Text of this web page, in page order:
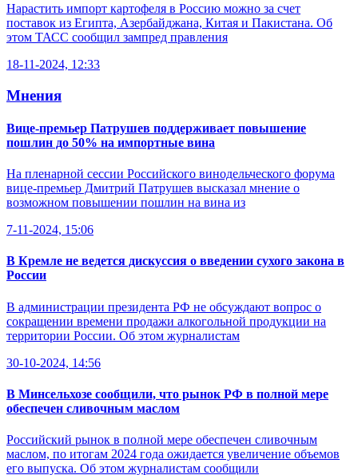
Нарастить импорт картофеля в Россию можно за счет
поставок из Египта, Азербайджана, Китая и Пакистана. Об
этом ТАСС сообщил зампред правления
18-11-2024, 12:33
Мнения
Вице-премьер Патрушев поддерживает повышение
пошлин до 50% на импортные вина
На пленарной сессии Российского винодельческого форума
вице-премьер Дмитрий Патрушев высказал мнение о
возможном повышении пошлин на вина из
7-11-2024, 15:06
В Кремле не ведется дискуссия о введении сухого закона в
России
В администрации президента РФ не обсуждают вопрос о
сокращении времени продажи алкогольной продукции на
территории России. Об этом журналистам
30-10-2024, 14:56
В Минсельхозе сообщили, что рынок РФ в полной мере
обеспечен сливочным маслом
Российский рынок в полной мере обеспечен сливочным
маслом, по итогам 2024 года ожидается увеличение объемов
его выпуска. Об этом журналистам сообщили